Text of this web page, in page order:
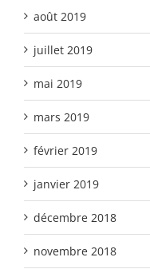
août 2019
juillet 2019
mai 2019
mars 2019
février 2019
janvier 2019
décembre 2018
novembre 2018